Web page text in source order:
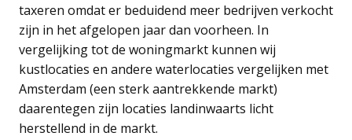
taxeren omdat er beduidend meer bedrijven verkocht
zijn in het afgelopen jaar dan voorheen. In
vergelijking tot de woningmarkt kunnen wij
kustlocaties en andere waterlocaties vergelijken met
Amsterdam (een sterk aantrekkende markt)
daarentegen zijn locaties landinwaarts licht
herstellend in de markt.